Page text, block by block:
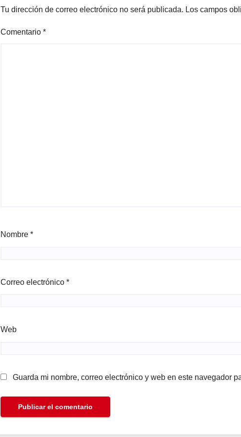
Tu dirección de correo electrónico no será publicada. Los campos
Comentario *
Nombre *
Correo electrónico *
Web
Guarda mi nombre, correo electrónico y web en este navegador